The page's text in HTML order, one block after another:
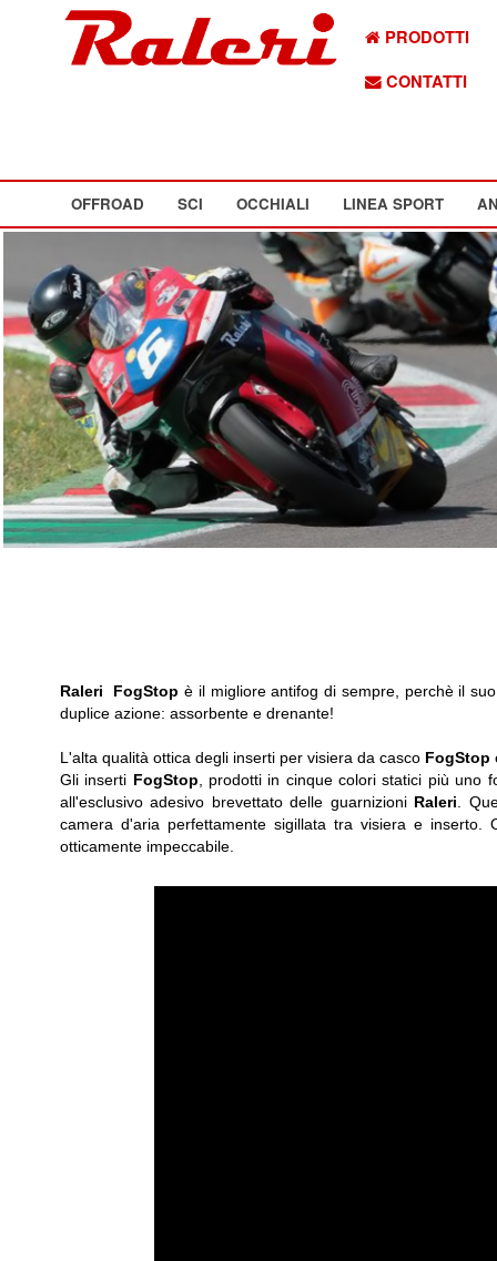
PRODOTTI
CONTATTI
OFFROAD SCI OCCHIALI LINEA SPORT
Raleri FogStop è il migliore antifog di sempre, perchè il
duplice azione: assorbente e drenante!
L'alta qualità ottica degli inserti per visiera da casco FogStop
Gli inserti FogStop
prodotti in cinque colori statici più uno
all'esclusivo adesivo brevettato delle guarnizioni Raleri .
camera d'aria perfettamente sigillata tra visiera e
otticamente impeccabile